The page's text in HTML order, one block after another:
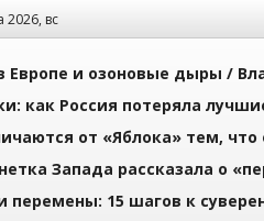
2026, вс
Европе и озоновые дыры /
как Россия потеряла
от «Яблока» тем,
Запада рассказала о
перемены: 15 шагов к